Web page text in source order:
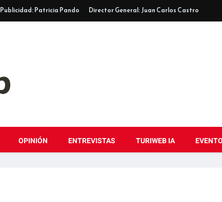
Publicidad: Patricia Pando Director General: Juan Carlos Castro
OPINIÓN ENTREVISTAS TURIWEB IA